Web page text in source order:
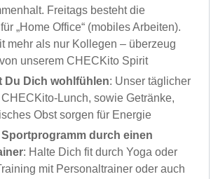
Freitags besteht die
„Home Office“ (mobiles Arbeiten).
mehr als nur Kollegen – überzeug
unserem CHECKito Spirit
Du Dich wohlfühlen: Unser täglicher
Lunch, sowie Getränke,
Obst sorgen für Energie
durch einen
: Halte Dich fit durch Yoga oder
mit Personaltrainer oder auch